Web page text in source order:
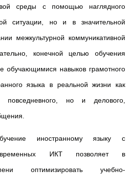
среды с помощью наглядного
ситуации, но и в значительной
межкультурной коммуникативной
конечной целью обучения
обучающимися навыков грамотного
языка в реальной жизни как
повседневного, но и делового,
иностранному языку с
ИКТ позволяет в
оптимизировать учебно-